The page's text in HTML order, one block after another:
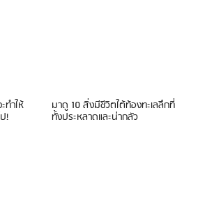
ำให้
!
มาดู 10 สิ่งมีชีวิตใต้ท้องทะเลลึกที่
ทั้งประหลาดและน่ากลัว